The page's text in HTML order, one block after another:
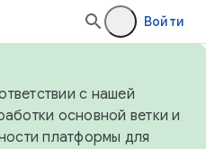
Войти
с нашей
основной ветки и
платформы для